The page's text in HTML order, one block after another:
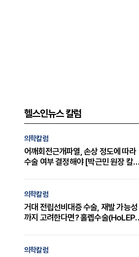
헬스인뉴스 칼럼
의학칼럼
어깨회전근개파열, 손상 정도에 따라
수술 여부 결정해야 [박근민 원장 칼
의학칼럼
거대 전립선비대증 수술, 재발 가능성
까지 고려한다면? 홀렙수술(HoLEP)
의학칼럼